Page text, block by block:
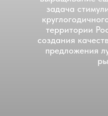
задача
территории
создания
предложения